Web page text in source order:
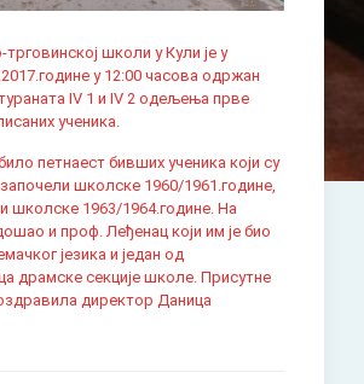
школи у Кули је у
у 12:00 часова одржан
IV 1 и IV 2 одељења прве
ученика.
петнаест бивших ученика који су
школске 1960/1961.године,
школске 1963/1964.године. На
и проф. Леђенац који им је био
језика и један од
драмске секције школе. Присутне
директор Даница